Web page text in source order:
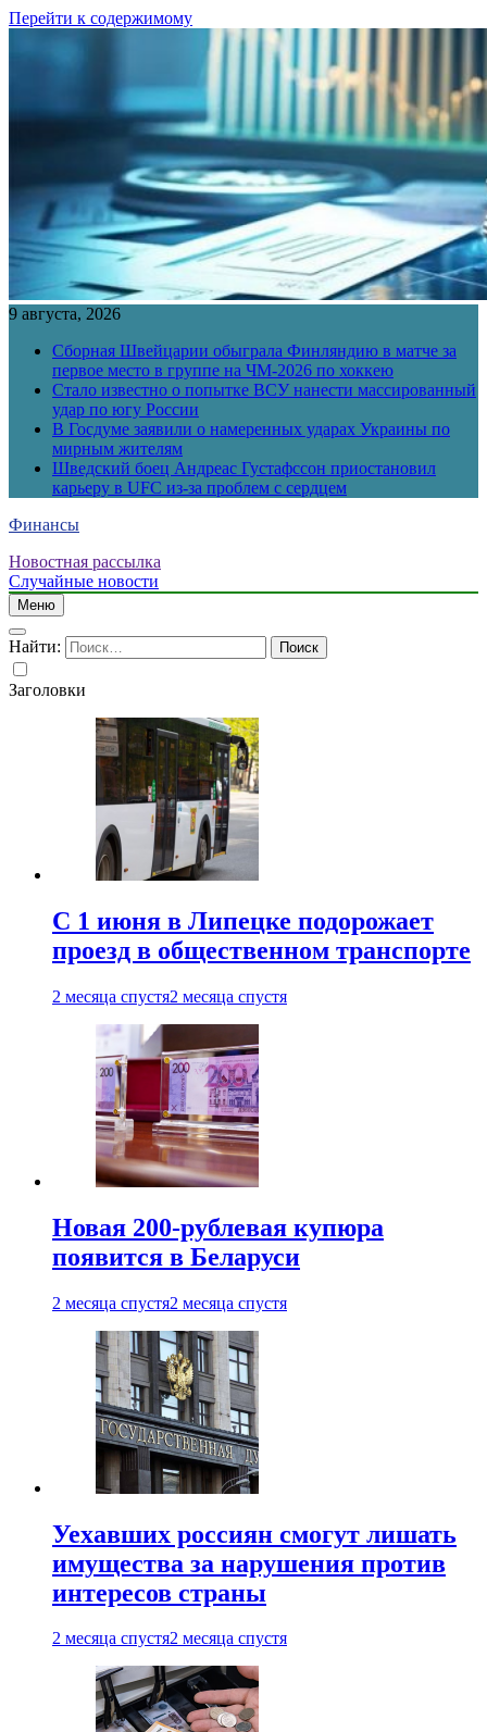
Перейти к содержимому
9 августа, 2026
Сборная Швейцарии обыграла Финляндию в матче за
первое место в группе на ЧМ-2026 по хоккею
Стало известно о попытке ВСУ нанести массированный
удар по югу России
В Госдуме заявили о намеренных ударах Украины по
мирным жителям
Шведский боец Андреас Густафссон приостановил
карьеру в UFC из-за проблем с сердцем
Финансы
Новостная рассылка
Случайные новости
Меню
Найти:
Заголовки
С 1 июня в Липецке подорожает
проезд в общественном транспорте
2 месяца спустя2 месяца спустя
Новая 200-рублевая купюра
появится в Беларуси
2 месяца спустя2 месяца спустя
Уехавших россиян смогут лишать
имущества за нарушения против
интересов страны
2 месяца спустя2 месяца спустя